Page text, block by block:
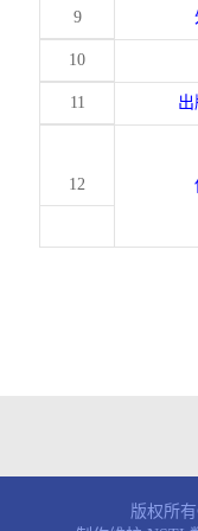
9
10
11
12
版权所